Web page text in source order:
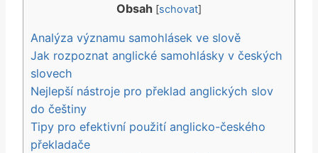
Obsah [schovat]
Analýza významu samohlásek ve slově
Jak rozpoznat anglické samohlásky v českých
slovech
Nejlepší nástroje pro překlad anglických slov
do češtiny
Tipy pro efektivní použití anglicko-českého
překladače